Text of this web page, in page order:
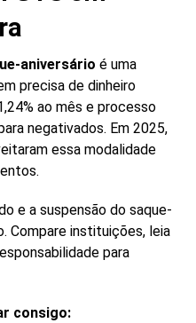
aniversário é uma
precisa de dinheiro
ao mês e processo
negativados. Em 2025,
essa modalidade
e a suspensão do saque-
Compare instituições, leia
para
consigo: